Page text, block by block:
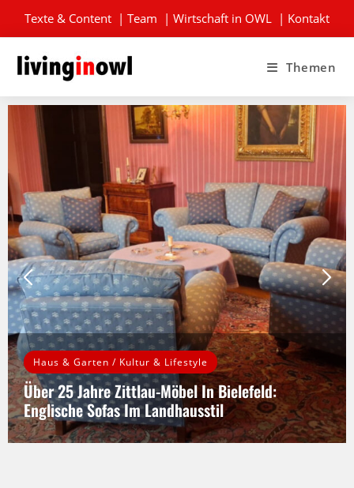
Texte & Content | Team | Wirtschaft in OWL | Kontakt
Themen
Kultur & Lifestyle
13. Messe Am Labyrinth In Hille
Zum 13. Mal laden Sylvia und Martin Bollmeier zur